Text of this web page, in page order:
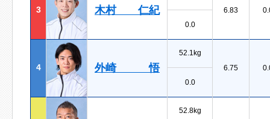
3 木村 仁紀
6.83
0.0
4 外崎 悟
52.1kg
6.75
0.0
52.8kg